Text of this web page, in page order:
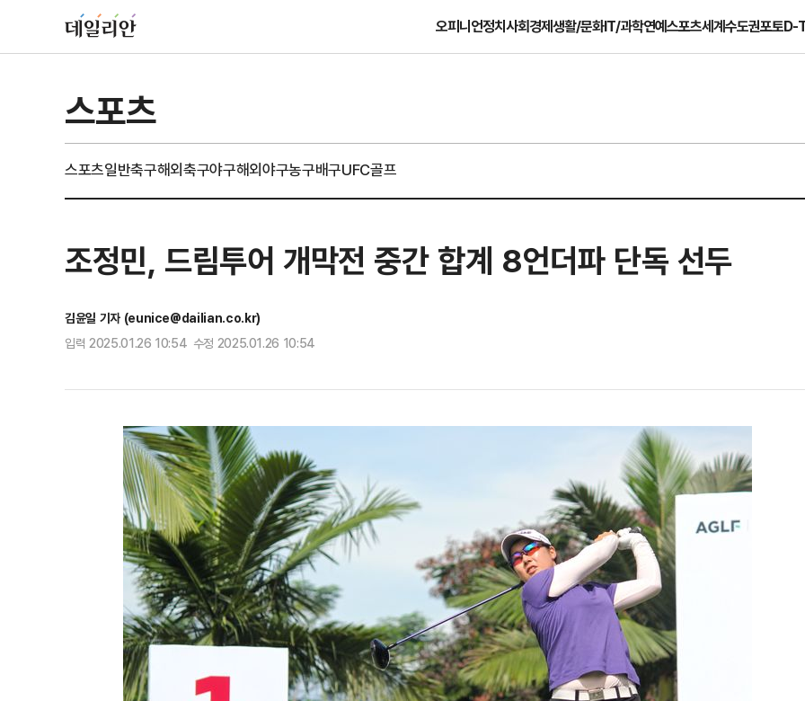
오피니언정치사회경제생활/문화IT/과학연예스포츠세계수도권포토D-
스포츠
스포츠일반축구해외축구야구해외야구농구배구UFC골프
조정민, 드림투어 개막전 중간 합계 8언더파 단독 선두
김윤일 기자 (eunice@dailian.co.kr)
입력 2025.01.26 10:54 수정 2025.01.26 10:54